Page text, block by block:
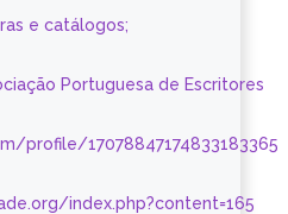
e catálogos;
Portuguesa de Escritores
profile/17078847174833183365
index.php?content=165